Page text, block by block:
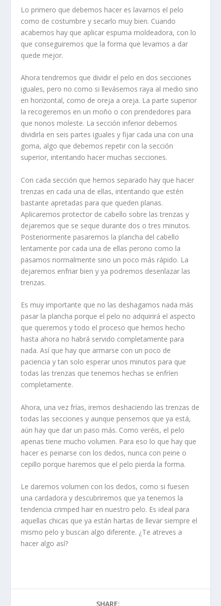
Lo primero que debemos hacer es lavarnos el pelo
como de costumbre y secarlo muy bien. Cuando
acabemos hay que aplicar espuma moldeadora, con lo
que conseguiremos que la forma que levamos a dar
quede mejor.
Ahora tendremos que dividir el pelo en dos secciones
iguales, pero no como si llevásemos raya al medio sino
en horizontal, como de oreja a oreja. La parte superior
la recogeremos en un moño o con prendedores para
que nonos moleste. La sección inferior debemos
dividirla en seis partes iguales y fijar cada una con una
goma, algo que debemos repetir con la sección
superior, intentando hacer muchas secciones.
Con cada sección que hemos separado hay que hacer
trenzas en cada una de ellas, intentando que estén
bastante apretadas para que queden planas.
Aplicaremos protector de cabello sobre las trenzas y
dejaremos que se seque durante dos o tres minutos.
Posteriormente pasaremos la plancha del cabello
lentamente por cada una de ellas perono como la
pasamos normalmente sino un poco más rápido. La
dejaremos enfriar bien y ya podremos desenlazar las
trenzas.
Es muy importante que no las deshagamos nada más
pasar la plancha porque el pelo no adquirirá el aspecto
que queremos y todo el proceso que hemos hecho
hasta ahora no habrá servido completamente para
nada. Así que hay que armarse con un poco de
paciencia y tan solo esperar unos minutos para que
todas las trenzas que tenemos hechas se enfríen
completamente.
Ahora, una vez frías, iremos deshaciendo las trenzas de
todas las secciones y aunque pensemos que ya está,
aún hay que dar un paso más. Como veréis, el pelo
apenas tiene mucho volumen. Para eso lo que hay que
hacer es peinarse con los dedos, nunca con peine o
cepillo porque haremos que el pelo pierda la forma.
Le daremos volumen con los dedos, como si fuesen
una cardadora y descubriremos que ya tenemos la
tendencia crimped hair en nuestro pelo. Es ideal para
aquellas chicas que ya están hartas de llevar siempre el
mismo pelo y buscan algo diferente. ¿Te atreves a
hacer algo así?
SHARE: